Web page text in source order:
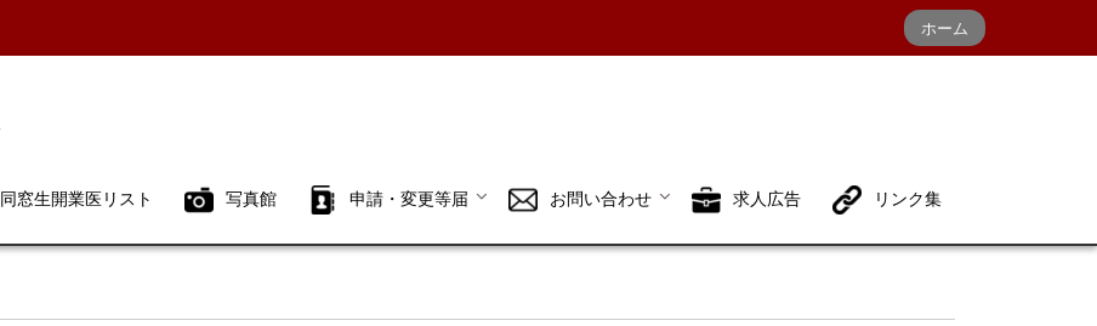
ホーム
同窓生開業医リスト 写真館 申請・変更等届 お問い合わせ 求人広告 リンク集